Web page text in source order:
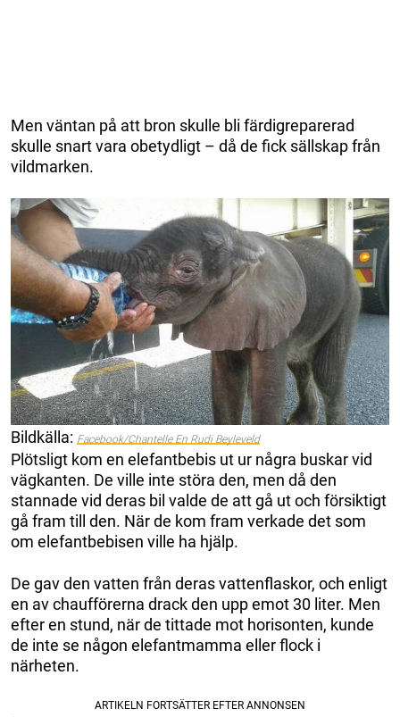
Men väntan på att bron skulle bli färdigreparerad
skulle snart vara obetydligt – då de fick sällskap från
vildmarken.
Bildkälla: Facebook/Chantelle En Rudi Beyleveld
Plötsligt kom en elefantbebis ut ur några buskar vid
vägkanten. De ville inte störa den, men då den
stannade vid deras bil valde de att gå ut och försiktigt
gå fram till den. När de kom fram verkade det som
om elefantbebisen ville ha hjälp.
De gav den vatten från deras vattenflaskor, och enligt
en av chaufförerna drack den upp emot 30 liter. Men
efter en stund, när de tittade mot horisonten, kunde
de inte se någon elefantmamma eller flock i
närheten.